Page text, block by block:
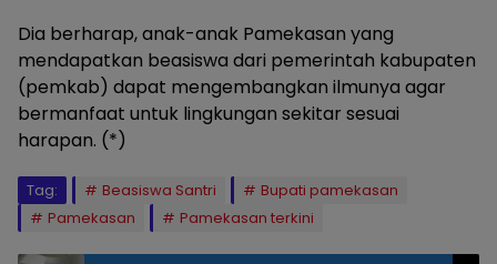
Dia berharap, anak-anak Pamekasan yang
mendapatkan beasiswa dari pemerintah kabupaten
(pemkab) dapat mengembangkan ilmunya agar
bermanfaat untuk lingkungan sekitar sesuai
harapan. (*)
Tag: Beasiswa Santri
Bupati pamekasan
Pamekasan
Pamekasan terkini